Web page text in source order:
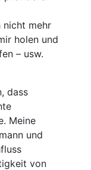
nicht mehr
holen und
– usw.
dass
Meine
und
von